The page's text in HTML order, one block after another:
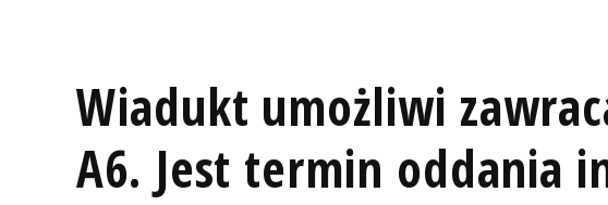
Wiadukt umożliwi
A6. Jest termin oddania